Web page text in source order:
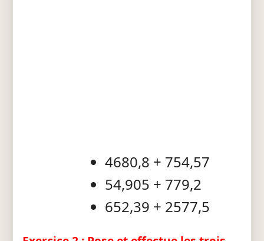
4680,8 + 754,57
54,905 + 779,2
652,39 + 2577,5